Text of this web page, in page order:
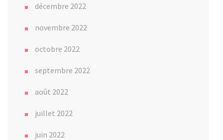
décembre 2022
novembre 2022
octobre 2022
septembre 2022
août 2022
juillet 2022
juin 2022